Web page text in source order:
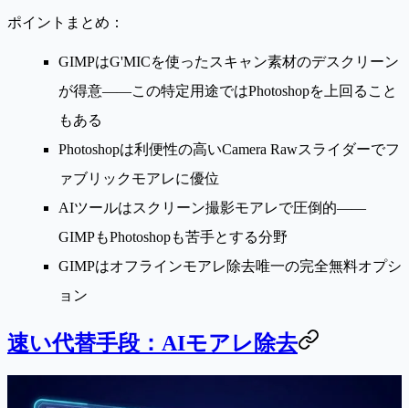
ポイントまとめ：
GIMPはG'MICを使ったスキャン素材のデスクリーン
が得意——この特定用途ではPhotoshopを上回ること
もある
Photoshopは利便性の高いCamera Rawスライダーでフ
ァブリックモアレに優位
AIツールはスクリーン撮影モアレで圧倒的——
GIMPもPhotoshopも苦手とする分野
GIMPはオフラインモアレ除去唯一の完全無料オプシ
ョン
速い代替手段：AIモアレ除去